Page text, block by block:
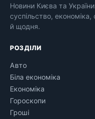
Новини Києва та
суспільство,
й щодня.
РОЗДІЛИ
Авто
Біла економіка
Економіка
Гороскопи
Гроші